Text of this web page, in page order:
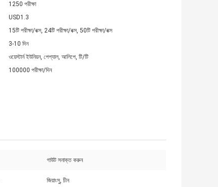
1250 পরীক্ষা
USD1.3
15টি পরীক্ষা/বক্স, 24টি পরীক্ষা/বক্স, 50টি পরীক্ষা/বক্স
3-10 দিন
ওয়েস্টার্ন ইউনিয়ন, পেপ্যাল, আলিপে, টি/টি
100000 পরীক্ষা/দিন
গাউট সনাক্ত করুন
জিয়াংসু, চীন